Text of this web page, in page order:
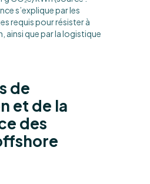
s’explique par les
requis pour résister à
ainsi que par la logistique
de
et de la
des